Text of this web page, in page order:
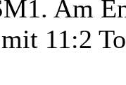
Am
11:2